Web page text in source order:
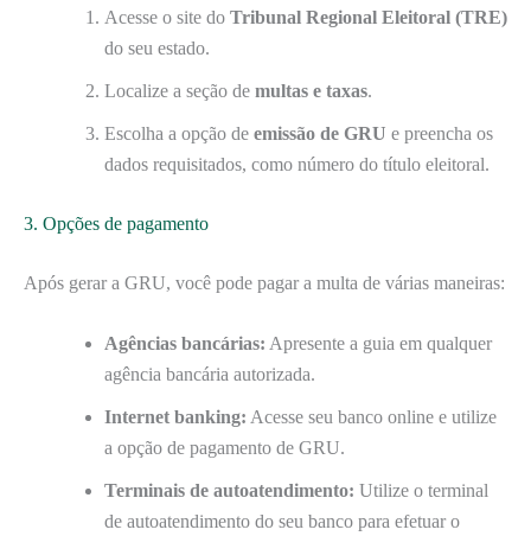
Acesse o site do Tribunal Regional Eleitoral (TRE)
do seu estado.
Localize a seção de multas e taxas.
Escolha a opção de emissão de GRU e preencha os
dados requisitados, como número do título eleitoral.
3. Opções de pagamento
Após gerar a GRU, você pode pagar a multa de várias maneiras:
Agências bancárias: Apresente a guia em qualquer
agência bancária autorizada.
Internet banking: Acesse seu banco online e utilize
a opção de pagamento de GRU.
Terminais de autoatendimento: Utilize o terminal
de autoatendimento do seu banco para efetuar o